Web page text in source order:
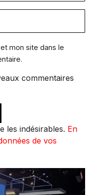
mon site dans le
commentaires
les indésirables. En
de vos